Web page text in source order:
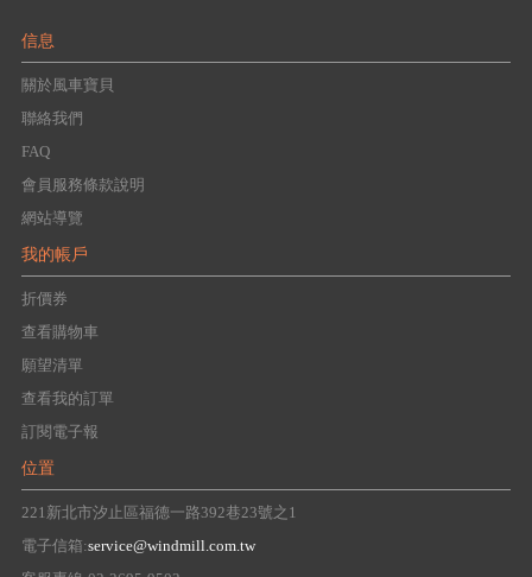
信息
關於風車寶貝
聯絡我們
FAQ
會員服務條款說明
網站導覽
我的帳戶
折價券
查看購物車
願望清單
查看我的訂單
訂閱電子報
位置
221新北市汐止區福德一路392巷23號之1
電子信箱:service@windmill.com.tw